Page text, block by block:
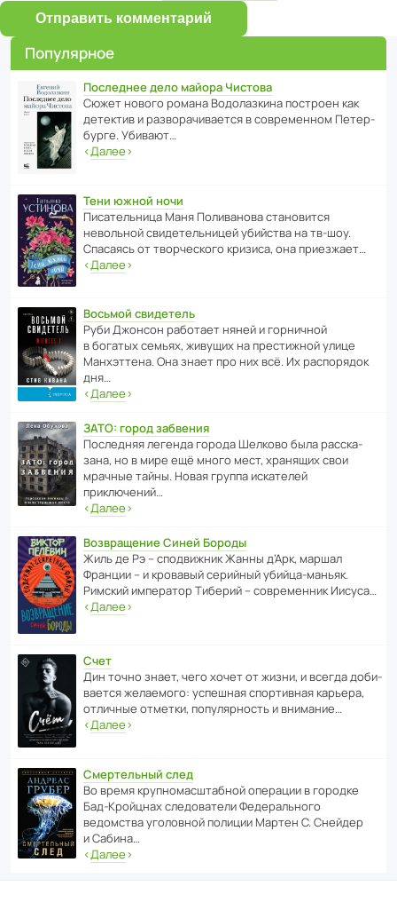
Отправить комментарий
Популярное
Последнее дело майора Чистова
Сюжет нового романа Водо­ла­з­кина пост­роен как
дете­ктив и разво­ра­чи­ва­ется в совре­менном Пете­р­
бурге. Убивают…
‹Далее›
Тени южной ночи
Писа­тель­ница Маня Поли­ва­нова стано­вится
невольной свиде­тель­ницей убийства на тв-шоу.
Спасаясь от твор­че­с­кого кризиса, она приезжает…
‹Далее›
Восьмой свидетель
Руби Джонсон рабо­тает няней и горни­чной
в богатых семьях, живущих на прес­ти­жной улице
Манх­эт­тена. Она знает про них всё. Их распо­рядок
дня…
‹Далее›
ЗАТО: город забвения
После­дняя легенда города Шелково была расска­
зана, но в мире ещё много мест, хранящих свои
мрачные тайны. Новая группа иска­телей
приключений…
‹Далее›
Возвращение Синей Бороды
Жиль де Рэ – спод­ви­жник Жанны д’Арк, маршал
Франции – и кровавый серийный убийца-маньяк.
Римский импе­ратор Тиберий – совре­менник Иисуса…
‹Далее›
Счет
Дин точно знает, чего хочет от жизни, и всегда доби­
ва­ется жела­е­мого: успе­шная спор­ти­вная карьера,
отли­чные отметки, попу­ля­р­ность и внимание…
‹Далее›
Смертельный след
Во время круп­но­мас­ш­та­бной операции в городке
Бад‑Крой­цнах следо­ва­тели Феде­раль­ного
ведомства уголо­вной полиции Мартен С. Снейдер
и Сабина…
‹Далее›